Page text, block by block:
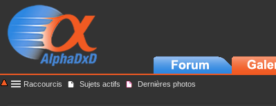
Raccourcis Sujets actifs Dernières photos